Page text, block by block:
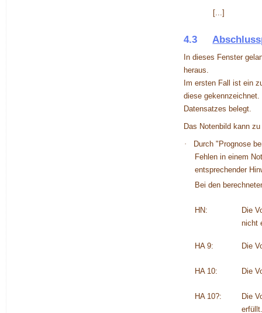
[...]
4.3
In dieses Fenster
heraus.
Im ersten Fall ist ein
diese
Datensatzes belegt.
Das Notenbild kann
·
Durch " Prognose
Fehlen in einem
entsprechender
Bei den
HN:
Die
nicht
HA 9: Die
HA 10: Die
HA 10?:
Die